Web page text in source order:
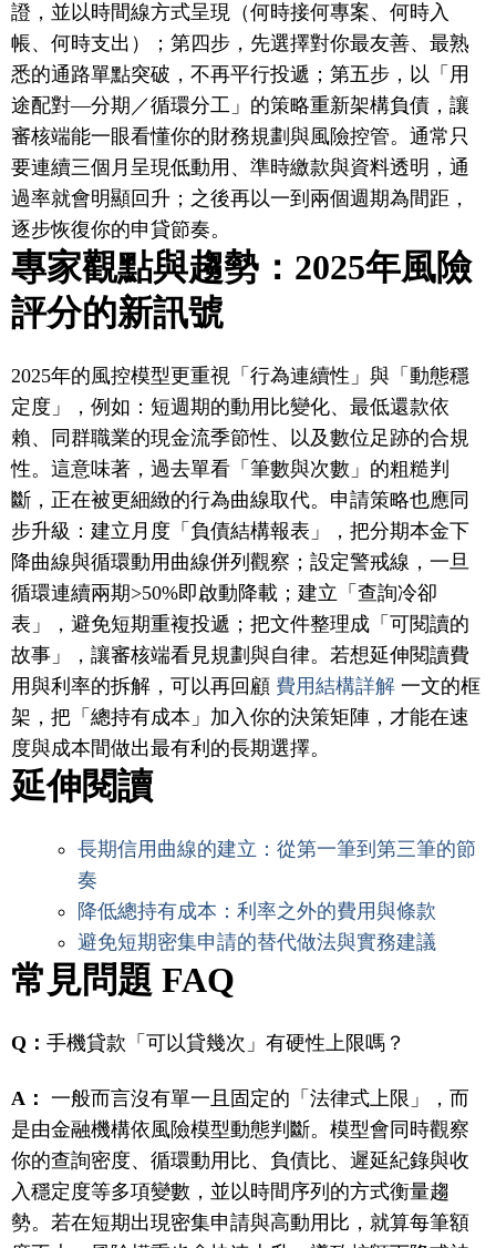
證，並以時間線方式呈現（何時接何專案、何時入
帳、何時支出）；第四步，先選擇對你最友善、最熟
悉的通路單點突破，不再平行投遞；第五步，以「用
途配對—分期／循環分工」的策略重新架構負債，讓
審核端能一眼看懂你的財務規劃與風險控管。通常只
要連續三個月呈現低動用、準時繳款與資料透明，通
過率就會明顯回升；之後再以一到兩個週期為間距，
逐步恢復你的申貸節奏。
專家觀點與趨勢：2025年風險
評分的新訊號
2025年的風控模型更重視「行為連續性」與「動態穩
定度」，例如：短週期的動用比變化、最低還款依
賴、同群職業的現金流季節性、以及數位足跡的合規
性。這意味著，過去單看「筆數與次數」的粗糙判
斷，正在被更細緻的行為曲線取代。申請策略也應同
步升級：建立月度「負債結構報表」，把分期本金下
降曲線與循環動用曲線併列觀察；設定警戒線，一旦
循環連續兩期>50%即啟動降載；建立「查詢冷卻
表」，避免短期重複投遞；把文件整理成「可閱讀的
故事」，讓審核端看見規劃與自律。若想延伸閱讀費
用與利率的拆解，可以再回顧 費用結構詳解 一文的框
架，把「總持有成本」加入你的決策矩陣，才能在速
度與成本間做出最有利的長期選擇。
延伸閱讀
長期信用曲線的建立：從第一筆到第三筆的節
奏
降低總持有成本：利率之外的費用與條款
避免短期密集申請的替代做法與實務建議
常見問題 FAQ
Q： 手機貸款「可以貸幾次」有硬性上限嗎？
A： 一般而言沒有單一且固定的「法律式上限」，而
是由金融機構依風險模型動態判斷。模型會同時觀察
你的查詢密度、循環動用比、負債比、遲延紀錄與收
入穩定度等多項變數，並以時間序列的方式衡量趨
勢。若在短期出現密集申請與高動用比，就算每筆額